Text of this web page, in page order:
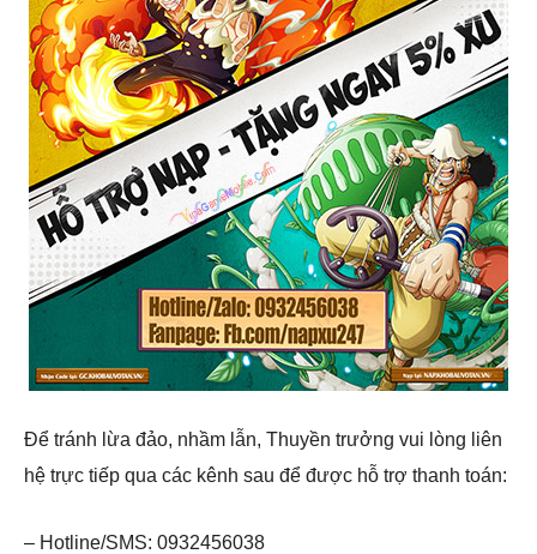
Để tránh lừa đảo, nhầm lẫn, Thuyền trưởng vui lòng liên
hệ trực tiếp qua các kênh sau để được hỗ trợ thanh toán:
– Hotline/SMS: 0932456038